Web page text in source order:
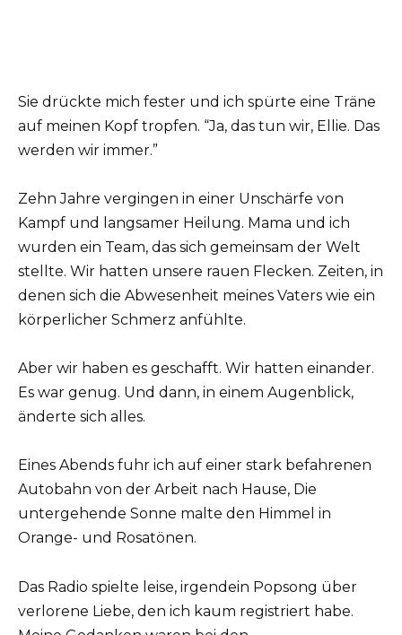
Sie drückte mich fester und ich spürte eine Träne
auf meinen Kopf tropfen. “Ja, das tun wir, Ellie. Das
werden wir immer.”
Zehn Jahre vergingen in einer Unschärfe von
Kampf und langsamer Heilung. Mama und ich
wurden ein Team, das sich gemeinsam der Welt
stellte. Wir hatten unsere rauen Flecken. Zeiten, in
denen sich die Abwesenheit meines Vaters wie ein
körperlicher Schmerz anfühlte.
Aber wir haben es geschafft. Wir hatten einander.
Es war genug. Und dann, in einem Augenblick,
änderte sich alles.
Eines Abends fuhr ich auf einer stark befahrenen
Autobahn von der Arbeit nach Hause, Die
untergehende Sonne malte den Himmel in
Orange- und Rosatönen.
Das Radio spielte leise, irgendein Popsong über
verlorene Liebe, den ich kaum registriert habe.